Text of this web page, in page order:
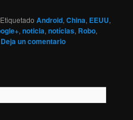
Etiquetado Android,China, EEUU,
,noticia,notícias, Robo,
Deja un comentario